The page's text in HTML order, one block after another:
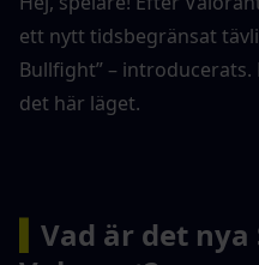
ett nytt tidsbegränsat
Bullfight” –
det här läget.
Vad är det